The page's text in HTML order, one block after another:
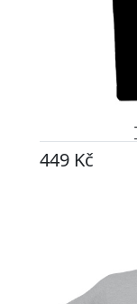
449 Kč